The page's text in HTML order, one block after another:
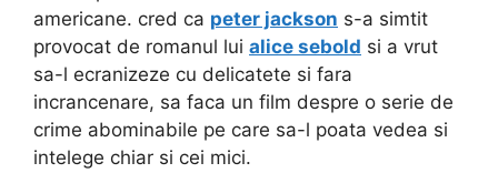
americane. cred ca peter jackson s-a simtit
provocat de romanul lui alice sebold si a vrut
sa-l ecranizeze cu delicatete si fara
incrancenare, sa faca un film despre o serie de
crime abominabile pe care sa-l poata vedea si
intelege chiar si cei mici.